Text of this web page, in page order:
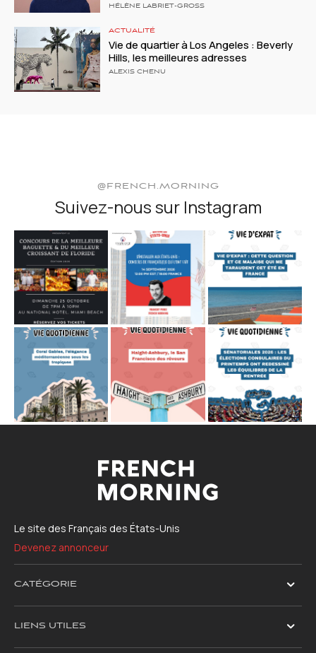
HÉLÈNE LABRIET-GROSS
ACTUALITÉ
Vie de quartier à Los Angeles : Beverly
Hills, les meilleures adresses
ALEXIS CHENU
@FRENCH.MORNING
Suivez-nous sur Instagram
Le site des Français des États-Unis
Devenez annonceur
CATÉGORIE
LIENS UTILES